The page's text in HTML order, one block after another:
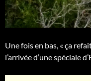
Une fois en bas, « ça
l’arrivée d’une spéciale